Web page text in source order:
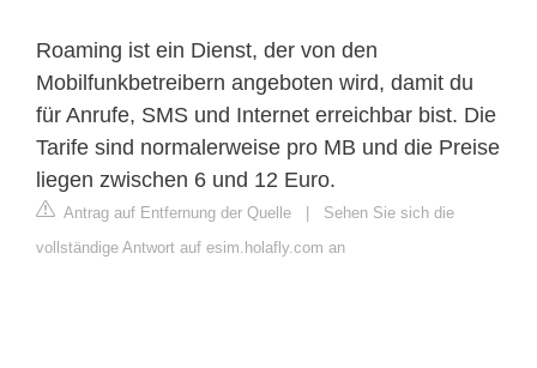
Roaming ist ein Dienst, der von den
Mobilfunkbetreibern angeboten wird, damit du
für Anrufe, SMS und Internet erreichbar bist. Die
Tarife sind normalerweise pro MB und die Preise
liegen zwischen 6 und 12 Euro.
Antrag auf Entfernung der Quelle
Sehen Sie sich die
vollständige Antwort auf esim.holafly.com an